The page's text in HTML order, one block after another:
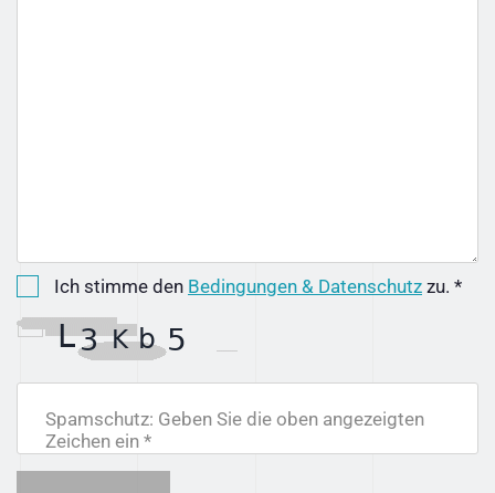
Ich stimme den Bedingungen & Datenschutz zu. *
Spamschutz: Geben Sie die oben angezeigten
Zeichen ein *